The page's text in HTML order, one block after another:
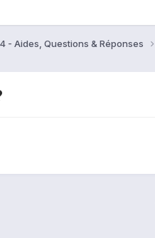
- Aides, Questions & Réponses